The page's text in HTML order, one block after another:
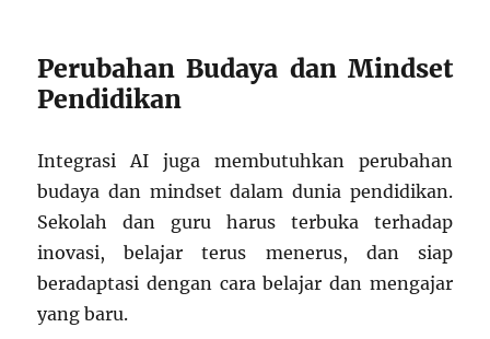
Perubahan Budaya dan Mindset
Pendidikan
Integrasi AI juga membutuhkan perubahan
budaya dan mindset dalam dunia pendidikan.
Sekolah dan guru harus terbuka terhadap
inovasi, belajar terus menerus, dan siap
beradaptasi dengan cara belajar dan mengajar
yang baru.